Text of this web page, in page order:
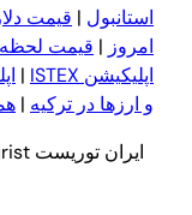
استانبول | قیمت
امروز | قیمت لحظه
اپلیکیشن ISTEX
|
و ار زها در ترکیه |
ایران توریست Iran Tourist